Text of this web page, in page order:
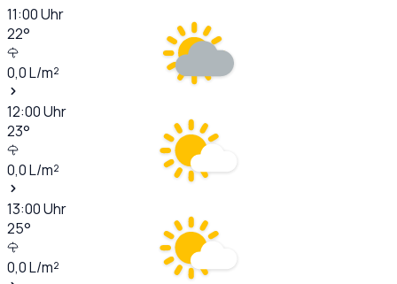
11:00Uhr
22°
0,0L/m²
12:00Uhr
23°
0,0L/m²
13:00Uhr
25°
0,0L/m²